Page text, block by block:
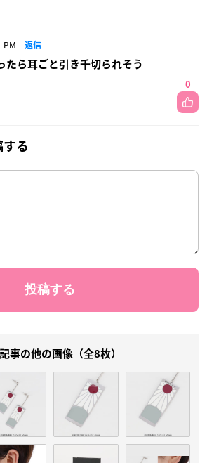
PM 返信
たら耳ごと引き千切られそう
0
する
事の他の画像（全8枚）